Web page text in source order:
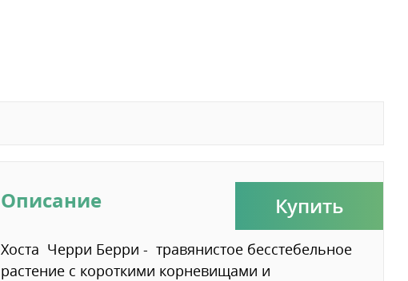
Купить
Описание
Хоста Черри Берри - травянистое бесстебельное
растение с короткими корневищами и